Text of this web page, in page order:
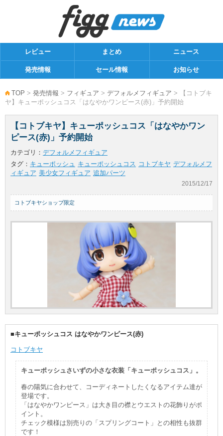
レビュー まとめ ニュース
発売情報 セール情報 お知らせ
TOP > 発売情報 > フィギュア > デフォルメフィギュア > 【コトブキ
ヤ】キューポッシュコス「はなやかワンピース(赤)」予約開始
【コトブキヤ】キューポッシュコス「はなやかワン
ピース(赤)」予約開始
カテゴリ： デフォルメフィギュア
タグ： キューポッシュ キューポッシュコス コトブキヤ デフォルメフ
ィギュア 美少女フィギュア 追加パーツ
2015/12/17
コトブキヤショップ限定
■キューポッシュコス はなやかワンピース(赤)
コトブキヤ
キューポッシュさいずの小さな衣装「キューポッシュコス」。
春の陽気に合わせて、コーディネートしたくなるアイテム達が
登場です。
「はなやかワンピース」は大き目の襟とウエストの花飾りがポ
イント。
チェック模様は別売りの「スプリングコート」との相性も抜群
です！